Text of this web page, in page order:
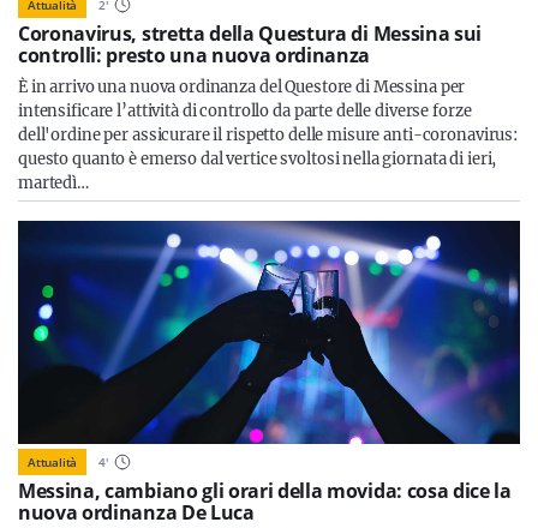
Attualità 2'
Coronavirus, stretta della Questura di Messina sui
controlli: presto una nuova ordinanza
È in arrivo una nuova ordinanza del Questore di Messina per
intensificare l’attività di controllo da parte delle diverse forze
dell'ordine per assicurare il rispetto delle misure anti-coronavirus:
questo quanto è emerso dal vertice svoltosi nella giornata di ieri,
martedì…
Attualità 4'
Messina, cambiano gli orari della movida: cosa dice la
nuova ordinanza De Luca